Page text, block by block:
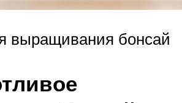
выращивания бонсай